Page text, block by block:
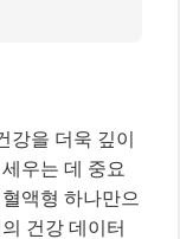
강을 더욱 깊이
우는 데 중요
액형 하나만으
건강 데이터